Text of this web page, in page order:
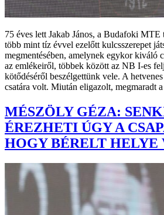
75 éves lett Jakab János, a Budafoki
több mint tíz évvel ezelőtt kulcsszerepet
megmentésében, amelynek egykor kiváló
az emlékeiről, többek között az NB I-es
kötődéséről beszélgettünk vele. A
csatára volt. Miután eligazolt, megmaradt
MÉSZÖLY GÉZA:
ÉREZHETI ÚGY A
HOGY BÉRELT HELYE